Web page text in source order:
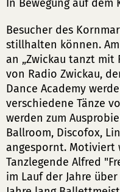
In Bewegung auf dem
Besucher des
stillhalten können.
an „Zwickau tanzt mit
von Radio Zwickau,
Dance Academy
verschiedene Tänze
werden zum
Ballroom, Discofox,
angespornt. Motiviert
Tanzlegende Alfred
im Lauf der Jahre